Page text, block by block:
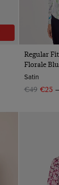
Regular
Florale
Satin
€49 €25